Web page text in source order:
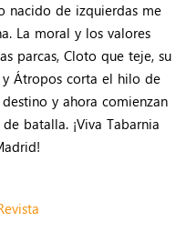
nacido de izquierdas me
La moral y los valores
parcas, Cloto que teje, su
y Átropos corta el hilo de
y ahora comienzan
batalla. ¡Viva Tabarnia